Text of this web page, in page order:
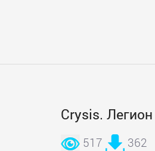
Crysis.
517 362